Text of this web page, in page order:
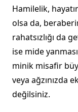
Hamilelik,
olsa da,
rahatsızlığı da
ise mide
minik misafir
veya ağzınızda
değilsiniz.